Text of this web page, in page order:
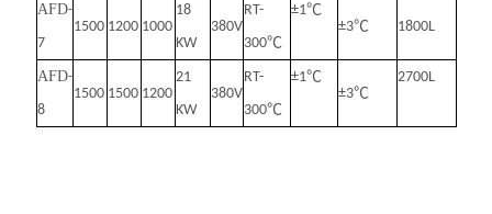
AFD-
7
1500 1200 1000
18
KW
380V
RT-
300℃
±1℃
±3℃
1800L
AFD-
8
1500 1500 1200
21
KW
380V
RT-
300℃
±1℃
±3℃
2700L